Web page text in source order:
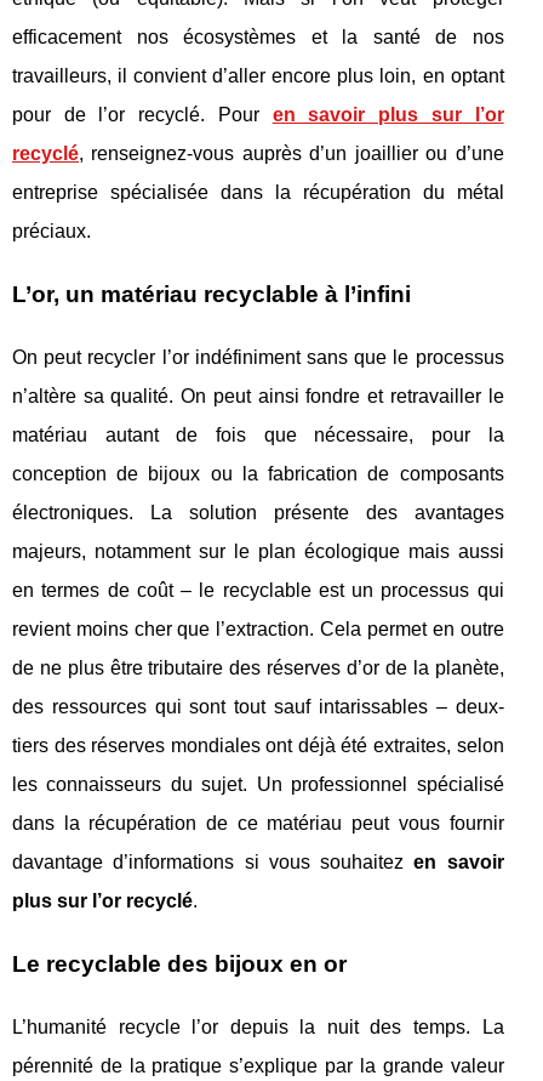
efficacement nos écosystèmes et la santé de nos
travailleurs, il convient d’aller encore plus loin, en optant
pour de l’or recyclé. Pour en savoir plus sur l’or
recyclé, renseignez-vous auprès d’un joaillier ou d’une
entreprise spécialisée dans la récupération du métal
préciaux.
L’or, un matériau recyclable à l’infini
On peut recycler l’or indéfiniment sans que le processus
n’altère sa qualité. On peut ainsi fondre et retravailler le
matériau autant de fois que nécessaire, pour la
conception de bijoux ou la fabrication de composants
électroniques. La solution présente des avantages
majeurs, notamment sur le plan écologique mais aussi
en termes de coût – le recyclable est un processus qui
revient moins cher que l’extraction. Cela permet en outre
de ne plus être tributaire des réserves d’or de la planète,
des ressources qui sont tout sauf intarissables – deux-
tiers des réserves mondiales ont déjà été extraites, selon
les connaisseurs du sujet. Un professionnel spécialisé
dans la récupération de ce matériau peut vous fournir
davantage d’informations si vous souhaitezen savoir
plus sur l’or recyclé.
Le recyclable des bijoux en or
L’humanité recycle l’or depuis la nuit des temps. La
pérennité de la pratique s’explique par la grande valeur